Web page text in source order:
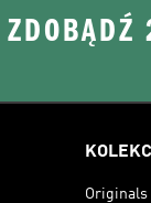
Originals